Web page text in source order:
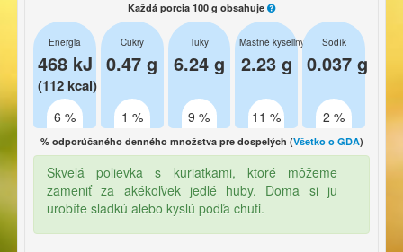
Každá porcia 100 g obsahuje
Energia
468 kJ
(112 kcal)
6 %
Cukry
0.47 g
1 %
Tuky
6.24 g
9 %
Mastné kyseliny
2.23 g
11 %
Sodík
0.037 g
2 %
% odporúčaného denného množstva pre dospelých (Všetko o GDA)
Skvelá polievka s kuriatkami, ktoré môžeme
zameniť za akékoľvek jedlé huby. Doma si ju
urobíte sladkú alebo kyslú podľa chuti.